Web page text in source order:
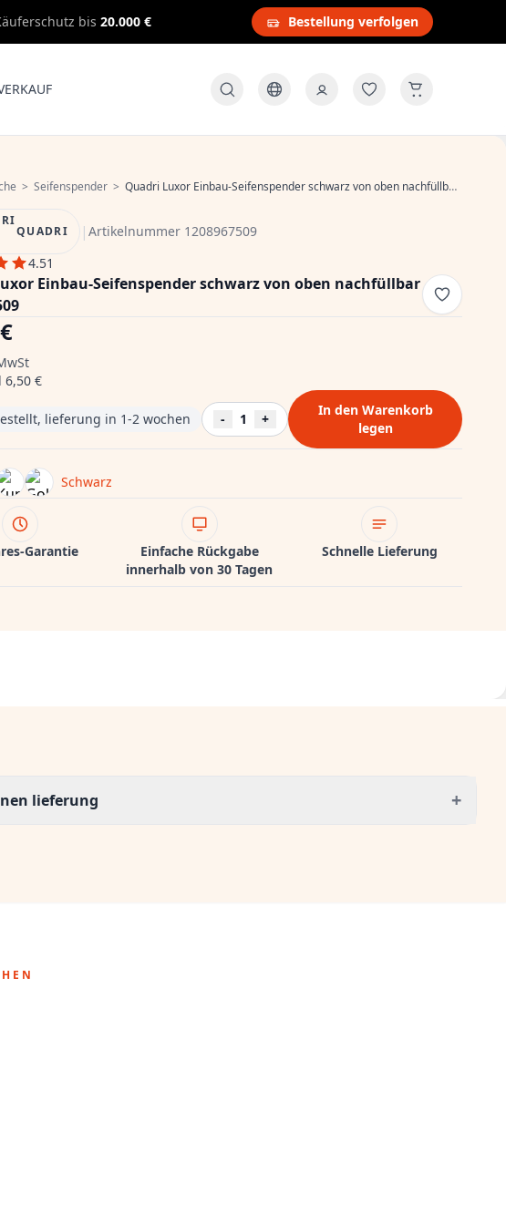
bis 20.000 € Bestellung verfolgen
> Seifenspender > Quadri Luxor Einbau-Seifenspender schwarz von oben nachfüllbar 1208967509
QUADRI |Artikelnummer 1208967509
4.51
Einbau-Seifenspender schwarz von oben nachfüllbar
6,50 €
lieferung in 1-2 wochen - 1 +
In den Warenkorb
legen
Schwarz
Garantie
Einfache Rückgabe
innerhalb von 30 Tagen
Schnelle Lieferung
lieferung +